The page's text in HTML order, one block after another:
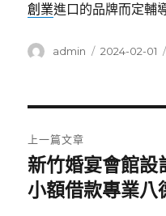
創業進口的品牌而定輔
作
admin
發
2024-02-01
章
導
上一篇文章
上
一
新竹婚宴會館設
小額借款專業八